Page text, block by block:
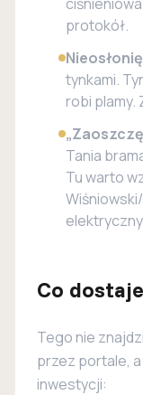
protokół.
tynkami.
robi plamy.
Tania
Tu warto
Co
Tego nie
przez portale,
inwestycji: